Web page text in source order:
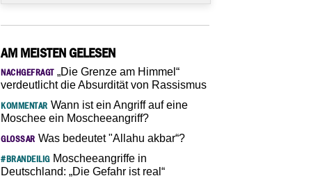
AM MEISTEN GELESEN
NACHGEFRAGT„Die Grenze am Himmel“
verdeutlicht die Absurdität von Rassismus
KOMMENTAR Wann ist ein Angriff auf eine
Moschee ein Moscheeangriff?
GLOSSAR Was bedeutet "Allahu akbar“?
#BRANDEILIGMoscheeangriffe in
Deutschland: „Die Gefahr ist real“